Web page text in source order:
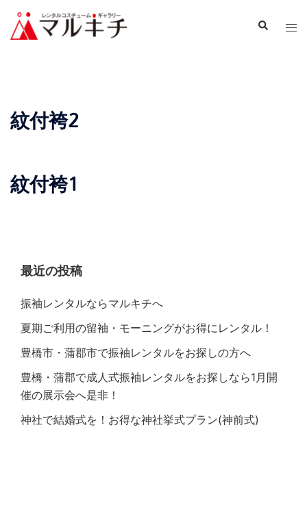
紋付袴2
紋付袴1
最近の投稿
振袖レンタルならマルキチへ
夏期ご利用の留袖・モーニングがお得にレンタル！
豊橋市・蒲郡市で振袖レンタルをお探しの方へ
豊橋・蒲郡で成人式振袖レンタルをお探しなら1月開
催の展示会へ是非！
神社で結婚式を！お得な神社挙式プラン(神前式)